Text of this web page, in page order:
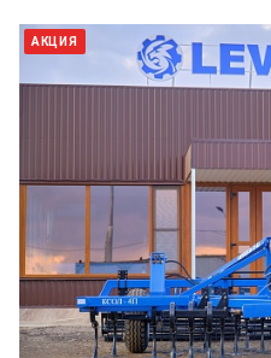
АКЦИЯ